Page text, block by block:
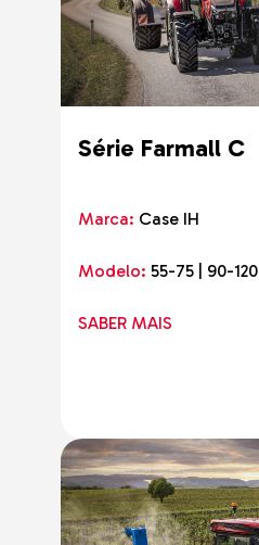
Série Farmall C
Marca: Case IH
Modelo: 55-75 | 90-120
SABER MAIS